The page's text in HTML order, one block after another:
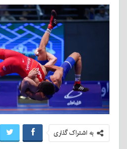
به اشتراک گذاری